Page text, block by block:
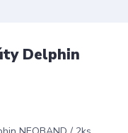
Delphin